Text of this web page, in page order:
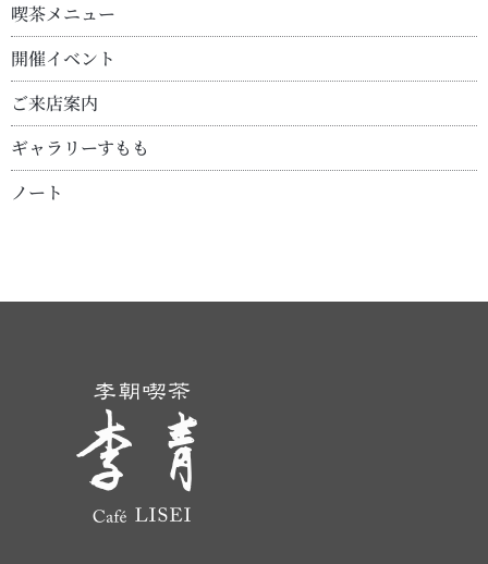
喫茶メニュー
開催イベント
ご来店案内
ギャラリーすもも
ノート